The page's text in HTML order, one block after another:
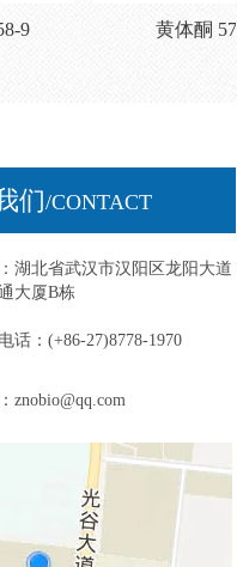
黄体酮 57-83-0
们/CONTACT
湖北省武汉市汉阳区龙阳大道
大厦B栋
话：(+86-27)8778-1970
znobio@qq.com